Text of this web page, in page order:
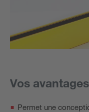
Vos avantages
Permet une